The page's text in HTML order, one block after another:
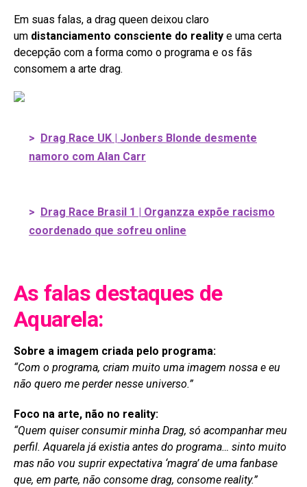
Em suas falas, a drag queen deixou claro
um distanciamento consciente do reality e uma certa
decepção com a forma como o programa e os fãs
consomem a arte drag.
> Drag Race UK | Jonbers Blonde desmente
namoro com Alan Carr
> Drag Race Brasil 1 | Organzza expõe racismo
coordenado que sofreu online
As falas destaques de
Aquarela:
Sobre a imagem criada pelo programa:
“Com o programa, criam muito uma imagem nossa e eu
não quero me perder nesse universo.”
Foco na arte, não no reality:
“Quem quiser consumir minha Drag, só acompanhar meu
perfil. Aquarela já existia antes do programa… sinto muito
mas não vou suprir expectativa ‘magra’ de uma fanbase
que, em parte, não consome drag, consome reality.”